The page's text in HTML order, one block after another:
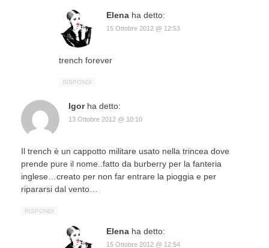
Elena ha detto:
15 Ottobre 2012 @ 12:53
trench forever
RISPONDI
Igor ha detto:
13 Ottobre 2012 @ 10:10
Il trench è un cappotto militare usato nella trincea dove
prende pure il nome..fatto da burberry per la fanteria
inglese…creato per non far entrare la pioggia e per
ripararsi dal vento…
RISPONDI
Elena ha detto:
15 Ottobre 2012 @ 12:54